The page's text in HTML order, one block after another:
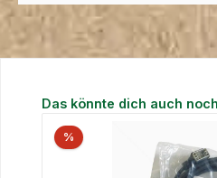
Produktgalerie überspringen
Das könnte dich auch
%